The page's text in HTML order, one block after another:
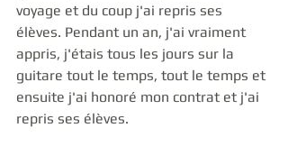
voyage et du coup j'ai repris ses
élèves. Pendant un an, j'ai vraiment
appris, j'étais tous les jours sur la
guitare tout le temps, tout le temps et
ensuite j'ai honoré mon contrat et j'ai
repris ses élèves.